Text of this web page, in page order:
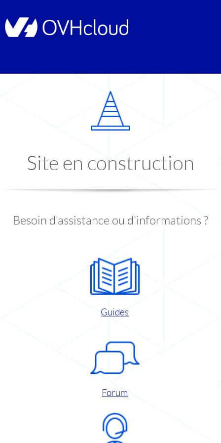
Site en construction
Besoin d'assistance ou d'informations ?
Guides
Forum